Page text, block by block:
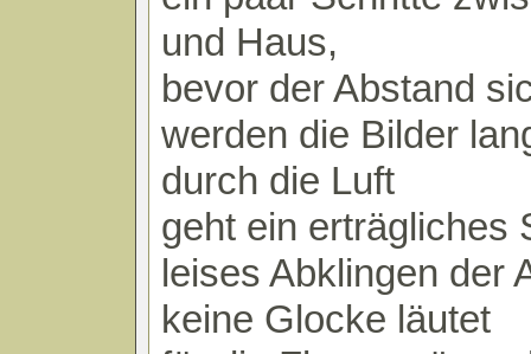
und Haus,
bevor der Abstand
werden die Bilder
durch die Luft
geht ein erträgliches
leises Abklingen der
keine Glocke läutet